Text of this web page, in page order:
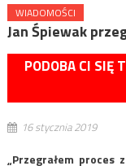
WIADOMOŚCI
Jan Śpiewak
PODOBA CI SIĘ
16 stycznia 2019
„Przegrałem proces